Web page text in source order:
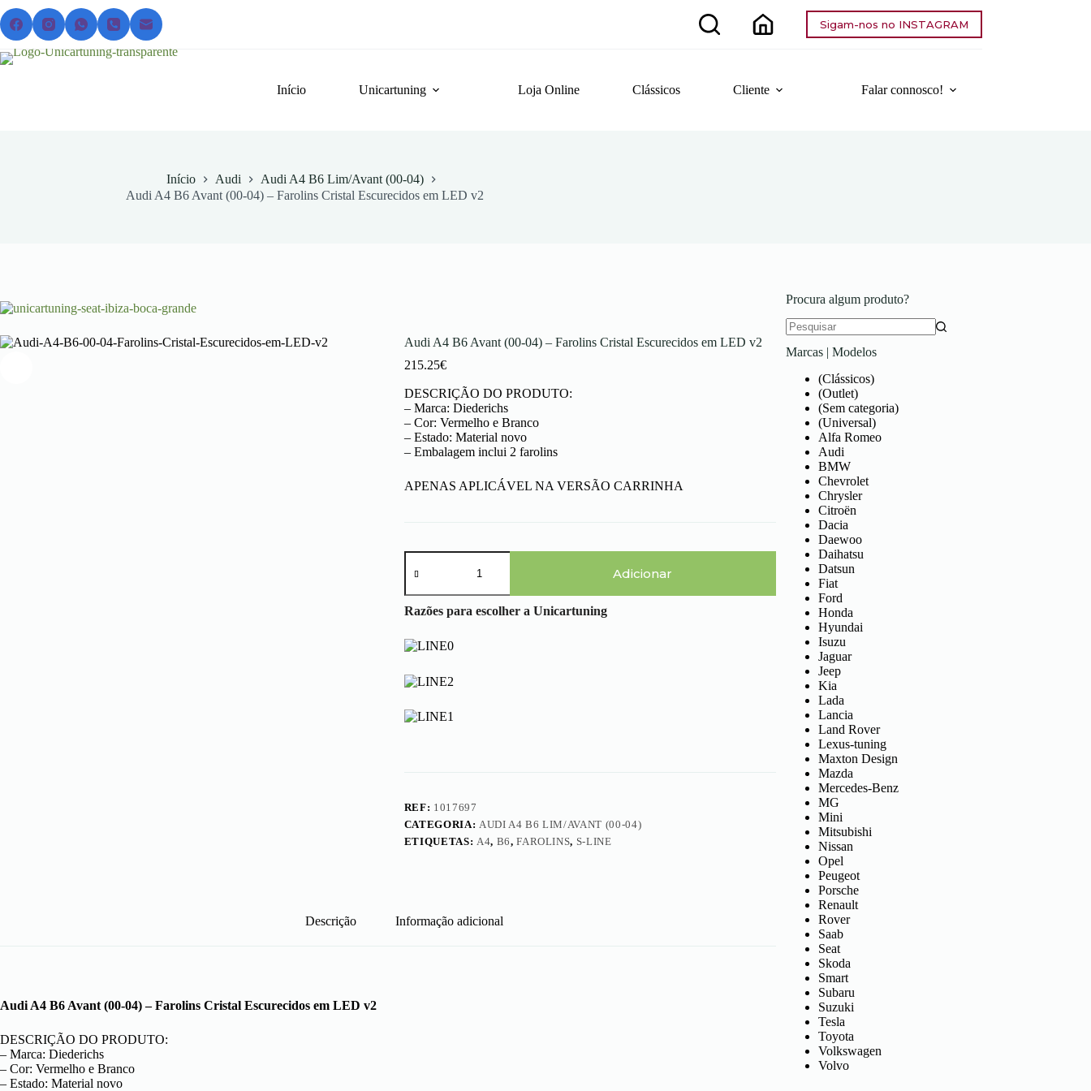
Pular
para
o
conteúdo
Sigam-nos no INSTAGRAM
Início Unicartuning Loja Online Clássicos Cliente Falar connosco!
Início Audi
Audi A4 B6 Lim/Avant (00-04)
Audi A4 B6 Avant (00-04) – Farolins Cristal Escurecidos em LED v2
Audi A4 B6 Avant (00-04) – Farolins Cristal Escurecidos em LED v2
215.25€
DESCRIÇÃO DO PRODUTO:
– Marca: Diederichs
– Cor: Vermelho e Branco
– Estado: Material novo
– Embalagem inclui 2 farolins
APENAS APLICÁVEL NA VERSÃO CARRINHA
Quantidade
de
A4
B6
(00-
04)
Farolins
Escurecidos
em
Adicionar
Razões para escolher a Unicartuning
REF: 1017697
CATEGORIA: AUDI A4 B6 LIM/AVANT (00-04)
ETIQUETAS: A4, B6,FAROLINS, S-LINE
Descrição Informação adicional
Audi A4 B6 Avant (00-04) – Farolins Cristal Escurecidos em LED v2
DESCRIÇÃO DO PRODUTO:
– Marca: Diederichs
– Cor: Vermelho e Branco
– Estado: Material novo
Procura algum produto?
resultados
Marcas | Modelos
(Clássicos)
(Outlet)
(Sem categoria)
(Universal)
Alfa Romeo
Audi
BMW
Chevrolet
Chrysler
Citroën
Dacia
Daewoo
Daihatsu
Datsun
Fiat
Ford
Honda
Hyundai
Isuzu
Jaguar
Jeep
Kia
Lada
Lancia
Land Rover
Lexus-tuning
Maxton Design
Mazda
Mercedes-Benz
MG
Mini
Mitsubishi
Nissan
Opel
Peugeot
Porsche
Renault
Rover
Saab
Seat
Skoda
Smart
Subaru
Suzuki
Tesla
Toyota
Volkswagen
Volvo